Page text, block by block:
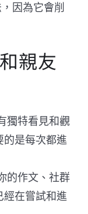
因為它會削
親友
獨特看見和觀
的是每次都進
的作文、社群
經在嘗試和進